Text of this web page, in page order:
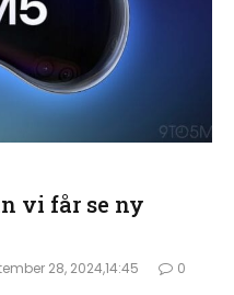
vi får se ny
28, 2024,14:45 0